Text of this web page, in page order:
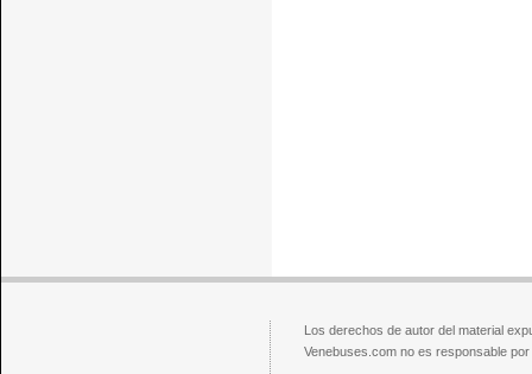
Los derechos de autor del material
Venebuses.com no es responsable